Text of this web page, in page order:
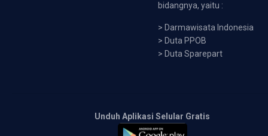
bidangnya, yaitu :
> Darmawisata Indonesia
> Duta PPOB
> Duta Sparepart
Unduh Aplikasi Selular Gratis